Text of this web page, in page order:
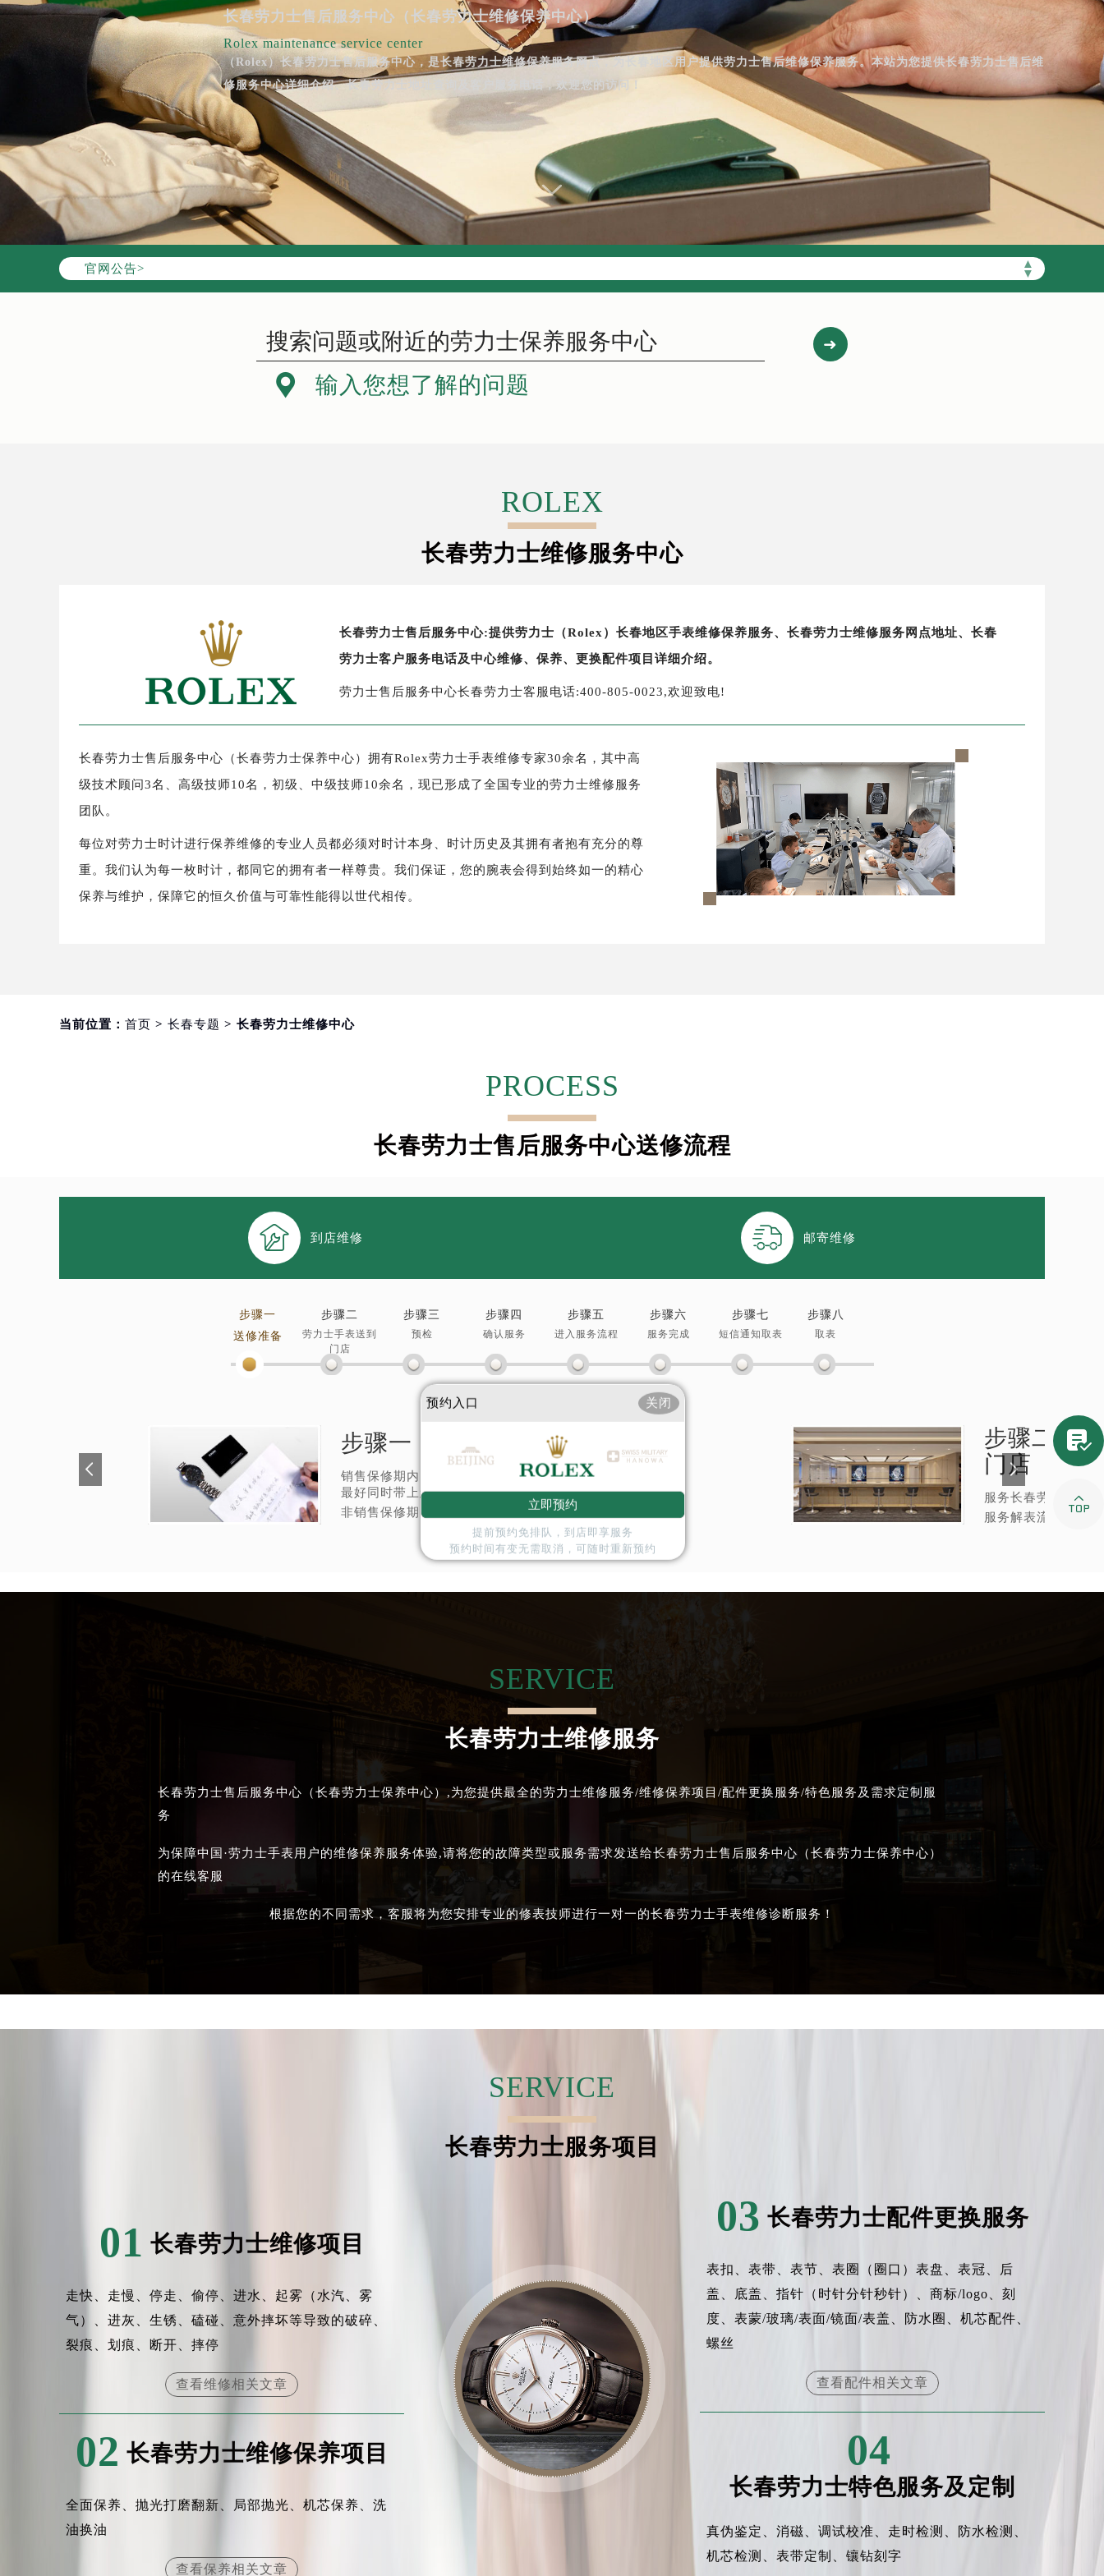
长春劳力士售后服务中心（长春劳力士维修保养中心）
Rolex maintenance service center
（Rolex）长春劳力士售后服务中心，是长春劳力士维修保养服务网点，为长春地区用户提供劳力士售后维修保养服务。本站为您提供长春劳力士售后维
修服务中心详细介绍、长春劳力士地址查询及客户服务电话，欢迎您的访问！
官网公告> ▲
▼
 输入您想了解的问题
ROLEX
长春劳力士维修服务中心
长春劳力士售后服务中心:提供劳力士（Rolex）长春地区手表维修保养服务、长春劳力士维修服务网点地址、长春
劳力士客户服务电话及中心维修、保养、更换配件项目详细介绍。
劳力士售后服务中心长春劳力士客服电话:400-805-0023,欢迎致电!
长春劳力士售后服务中心（长春劳力士保养中心）拥有Rolex劳力士手表维修专家30余名，其中高
级技术顾问3名、高级技师10名，初级、中级技师10余名，现已形成了全国专业的劳力士维修服务
团队。
每位对劳力士时计进行保养维修的专业人员都必须对时计本身、时计历史及其拥有者抱有充分的尊
重。我们认为每一枚时计，都同它的拥有者一样尊贵。我们保证，您的腕表会得到始终如一的精心
保养与维护，保障它的恒久价值与可靠性能得以世代相传。
当前位置： 首页 > 长春专题 > 长春劳力士维修中心
PROCESS
长春劳力士售后服务中心送修流程
 到店维修  邮寄维修
步骤一
送修准备
步骤二
劳力士手表送到
门店
步骤三
预检
步骤四
确认服务
步骤五
进入服务流程
步骤六
服务完成
步骤七
短信通知取表
步骤八
取表
步骤一： 送修准备
销售保修期内：请将您的保修卡和劳力士手表，
最好同时带上您的发票。
非销售保修期：携带劳力士手表即可。
步骤二：
门店
服务长春劳力士售
服务解表流程
SERVICE
长春劳力士维修服务
长春劳力士售后服务中心（长春劳力士保养中心）,为您提供最全的劳力士维修服务/维修保养项目/配件更换服务/特色服务及需求定制服
务
为保障中国·劳力士手表用户的维修保养服务体验,请将您的故障类型或服务需求发送给长春劳力士售后服务中心（长春劳力士保养中心）
的在线客服
根据您的不同需求，客服将为您安排专业的修表技师进行一对一的长春劳力士手表维修诊断服务！
SERVICE
长春劳力士服务项目
01 长春劳力士维修项目
走快、走慢、停走、偷停、进水、起雾（水汽、雾
气）、进灰、生锈、磕碰、意外摔坏等导致的破碎、
裂痕、划痕、断开、摔停
查看维修相关文章
02 长春劳力士维修保养项目
全面保养、抛光打磨翻新、局部抛光、机芯保养、洗
油换油
查看保养相关文章
03 长春劳力士配件更换服务
表扣、表带、表节、表圈（圈口）表盘、表冠、后
盖、底盖、指针（时针分针秒针）、商标/logo、刻
度、表蒙/玻璃/表面/镜面/表盖、防水圈、机芯配件、
螺丝
查看配件相关文章
04
长春劳力士特色服务及定制
真伪鉴定、消磁、调试校准、走时检测、防水检测、
机芯检测、表带定制、镶钻刻字


预约入口 关闭
立即预约
提前预约免排队，到店即享服务
预约时间有变无需取消，可随时重新预约